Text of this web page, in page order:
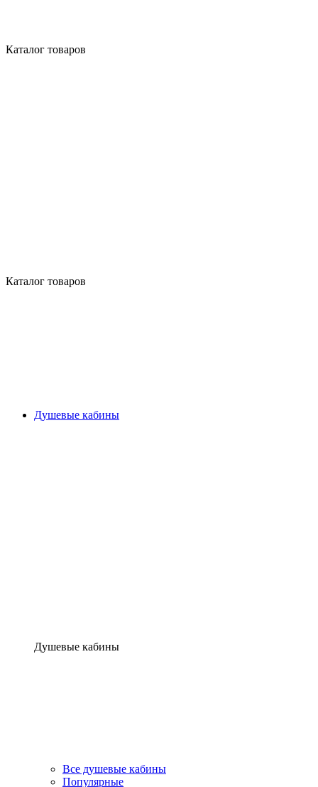
Каталог товаров
Каталог товаров
Душевые кабины
Душевые кабины
Все душевые кабины
Популярные